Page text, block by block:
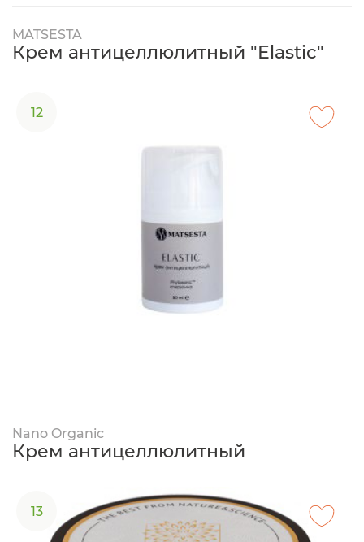
MATSESTA
Крем антицеллюлитный "Elastic"
12
Nano Organic
Крем антицеллюлитный
13